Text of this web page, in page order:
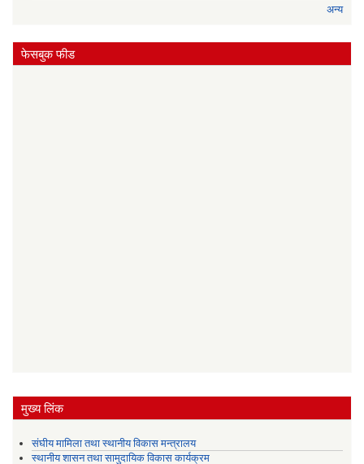
अन्य
फेसबुक फीड
मुख्य लिंक
संघीय मामिला तथा स्थानीय विकास मन्त्रालय
स्थानीय शासन तथा सामुदायिक विकास कार्यक्रम